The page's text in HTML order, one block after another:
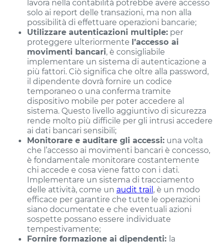
lavora nella contabilità potrebbe avere accesso
solo ai report delle transazioni, ma non alla
possibilità di effettuare operazioni bancarie;
Utilizzare autenticazioni multiple: per
proteggere ulteriormente l’accesso ai
movimenti bancari, è consigliabile
implementare un sistema di autenticazione a
più fattori. Ciò significa che oltre alla password,
il dipendente dovrà fornire un codice
temporaneo o una conferma tramite
dispositivo mobile per poter accedere al
sistema. Questo livello aggiuntivo di sicurezza
rende molto più difficile per gli intrusi accedere
ai dati bancari sensibili;
Monitorare e auditare gli accessi: una volta
che l’accesso ai movimenti bancari è concesso,
è fondamentale monitorare costantemente
chi accede e cosa viene fatto con i dati.
Implementare un sistema di tracciamento
delle attività, come un audit trail , è un modo
efficace per garantire che tutte le operazioni
siano documentate e che eventuali azioni
sospette possano essere individuate
tempestivamente;
Fornire formazione ai dipendenti: la